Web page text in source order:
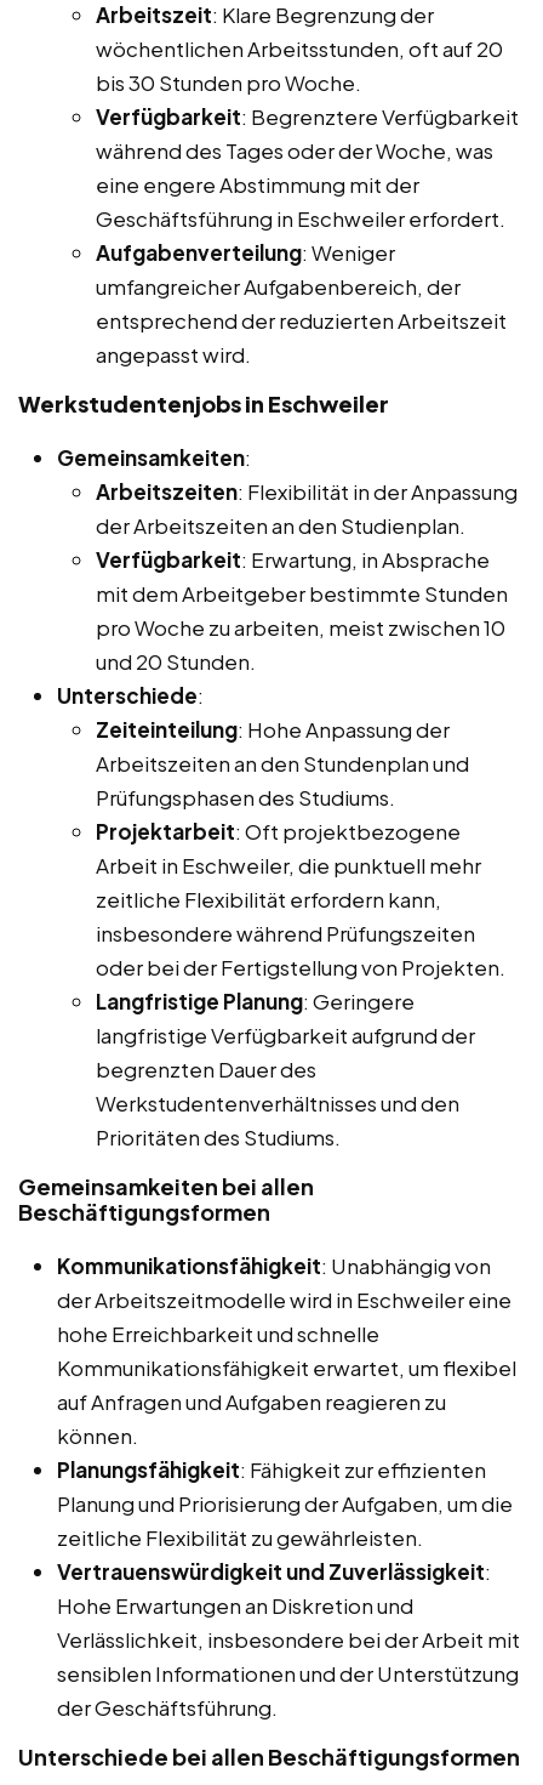
Arbeitszeit: Klare Begrenzung der
wöchentlichen Arbeitsstunden, oft auf 20
bis 30 Stunden pro Woche.
Verfügbarkeit: Begrenztere Verfügbarkeit
während des Tages oder der Woche, was
eine engere Abstimmung mit der
Geschäftsführung in Eschweiler erfordert.
Aufgabenverteilung: Weniger
umfangreicher Aufgabenbereich, der
entsprechend der reduzierten Arbeitszeit
angepasst wird.
Werkstudentenjobs in Eschweiler
Gemeinsamkeiten:
Arbeitszeiten: Flexibilität in der Anpassung
der Arbeitszeiten an den Studienplan.
Verfügbarkeit: Erwartung, in Absprache
mit dem Arbeitgeber bestimmte Stunden
pro Woche zu arbeiten, meist zwischen 10
und 20 Stunden.
Unterschiede:
Zeiteinteilung: Hohe Anpassung der
Arbeitszeiten an den Stundenplan und
Prüfungsphasen des Studiums.
Projektarbeit: Oft projektbezogene
Arbeit in Eschweiler, die punktuell mehr
zeitliche Flexibilität erfordern kann,
insbesondere während Prüfungszeiten
oder bei der Fertigstellung von Projekten.
Langfristige Planung: Geringere
langfristige Verfügbarkeit aufgrund der
begrenzten Dauer des
Werkstudentenverhältnisses und den
Prioritäten des Studiums.
Gemeinsamkeiten bei allen
Beschäftigungsformen
Kommunikationsfähigkeit: Unabhängig von
der Arbeitszeitmodelle wird in Eschweiler eine
hohe Erreichbarkeit und schnelle
Kommunikationsfähigkeit erwartet, um flexibel
auf Anfragen und Aufgaben reagieren zu
können.
Planungsfähigkeit: Fähigkeit zur effizienten
Planung und Priorisierung der Aufgaben, um die
zeitliche Flexibilität zu gewährleisten.
Vertrauenswürdigkeit und Zuverlässigkeit:
Hohe Erwartungen an Diskretion und
Verlässlichkeit, insbesondere bei der Arbeit mit
sensiblen Informationen und der Unterstützung
der Geschäftsführung.
Unterschiede bei allen Beschäftigungsformen